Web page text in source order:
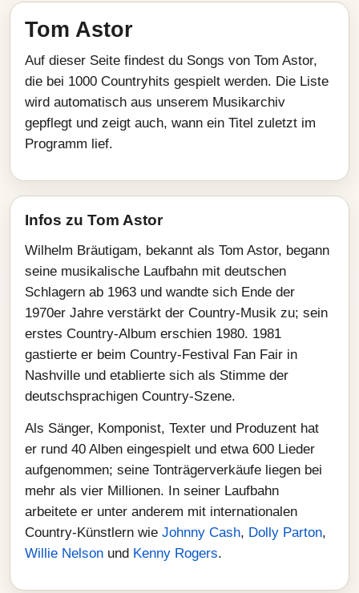
Tom Astor
Auf dieser Seite findest du Songs von Tom Astor,
die bei 1000 Countryhits gespielt werden. Die Liste
wird automatisch aus unserem Musikarchiv
gepflegt und zeigt auch, wann ein Titel zuletzt im
Programm lief.
Infos zu Tom Astor
Wilhelm Bräutigam, bekannt als Tom Astor, begann
seine musikalische Laufbahn mit deutschen
Schlagern ab 1963 und wandte sich Ende der
1970er Jahre verstärkt der Country-Musik zu; sein
erstes Country-Album erschien 1980. 1981
gastierte er beim Country-Festival Fan Fair in
Nashville und etablierte sich als Stimme der
deutschsprachigen Country-Szene.
Als Sänger, Komponist, Texter und Produzent hat
er rund 40 Alben eingespielt und etwa 600 Lieder
aufgenommen; seine Tonträgerverkäufe liegen bei
mehr als vier Millionen. In seiner Laufbahn
arbeitete er unter anderem mit internationalen
Country-Künstlern wie Johnny Cash, Dolly Parton,
Willie Nelson und Kenny Rogers.